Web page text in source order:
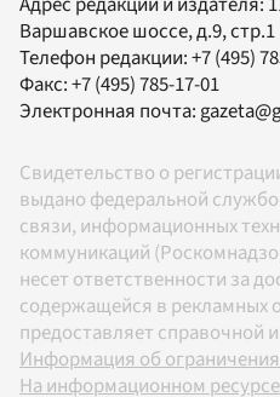
Варшавское шоссе, д.9, стр.1
Телефон редакции:+7 (495)
Факс:+7 (495) 785-17-01
Электронная почта:
Свидетельство о
выдано федеральной
связи, информационных
коммуникаций
несет ответственности за
содержащейся в рекламных
предоставляет справочной
Информация об
На информационном